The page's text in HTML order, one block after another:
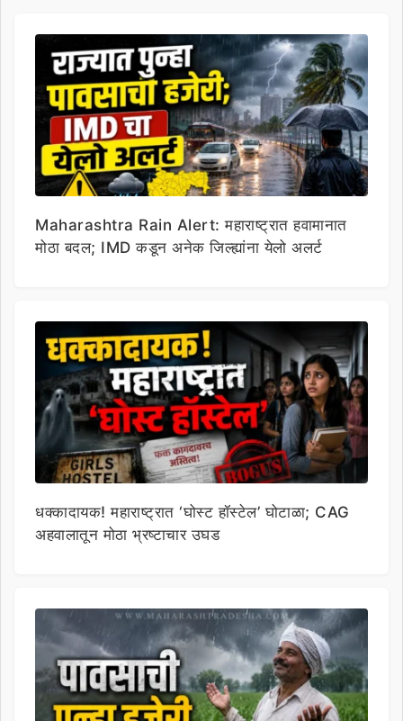
Maharashtra Rain Alert: महाराष्ट्रात हवामानात
मोठा बदल; IMD कडून अनेक जिल्ह्यांना येलो अलर्ट
धक्कादायक! महाराष्ट्रात ‘घोस्ट हॉस्टेल’ घोटाळा; CAG
अहवालातून मोठा भ्रष्टाचार उघड